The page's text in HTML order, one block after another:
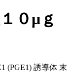
０μｇ
(PGE1) 誘導体 末